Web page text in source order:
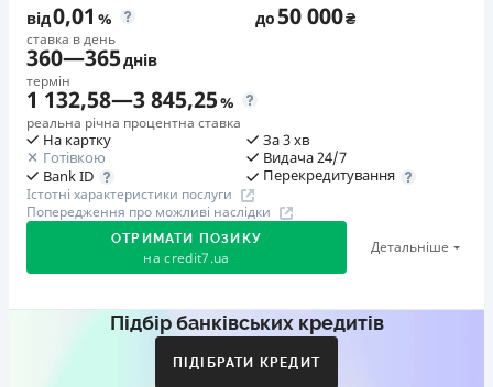
від0,01 %
ставка в день
до50 000₴
360—365днів
термін
1 132,58—3 845,25%
реальна річна процентна ставка
На картку
Готівкою
Bank ID
За 3 хв
Видача 24/7
Перекредитування
Істотні характеристики послуги
Попередження про можливі наслідки
ОТРИМАТИ ПОЗИКУ
на credit7.ua
Детальніше
Акція: «Кешбек за друга»
Коли друг реєструється та отримує перший кредит
Підбір банківських кредитів
ПІДІБРАТИ КРЕДИТ